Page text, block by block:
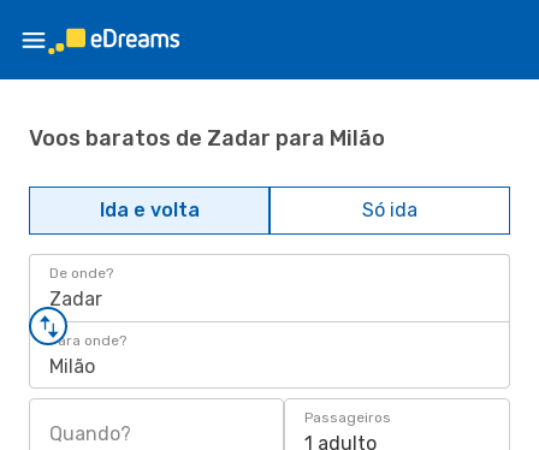
Voos baratos de Zadar para Milão
Ida e volta Só ida
De onde?
Zadar
Para onde?
Milão
Quando?
Passageiros
1 adulto